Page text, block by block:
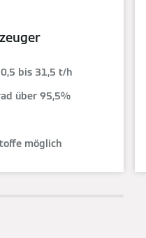
bis 31,5 t/h
über 95,5%
möglich